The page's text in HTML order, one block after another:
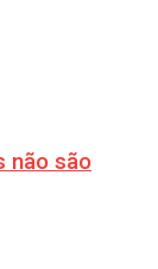
não são